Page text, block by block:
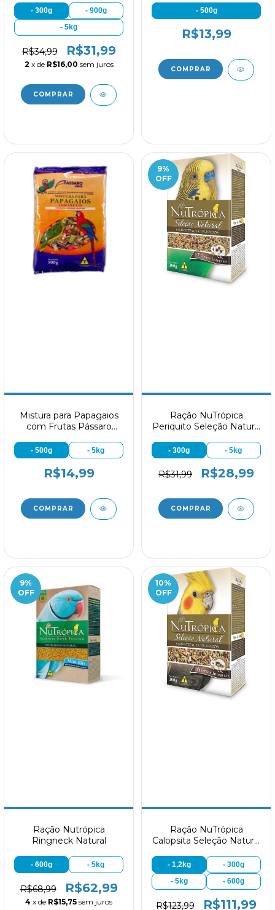
- 300g
- 900g
- 5kg
R$34,99 R$31,99
2 x de R$16,00 sem juros
- 500g
R$13,99
Mistura para Papagaios
com Frutas Pássaro
- 500g - 5kg
R$14,99
9%
OFF
Ração NuTrópica
Periquito Seleção Natural
- 300g - 5kg
R$31,99 R$28,99
9%
OFF
Ração Nutrópica
Ringneck Natural
- 600g - 5kg
R$68,99 R$62,99
4 x de R$15,75 sem juros
10%
OFF
Ração NuTrópica
Calopsita Seleção Natural
- 1,2kg
- 300g
- 5kg
- 600g
R$123,99 R$111,99